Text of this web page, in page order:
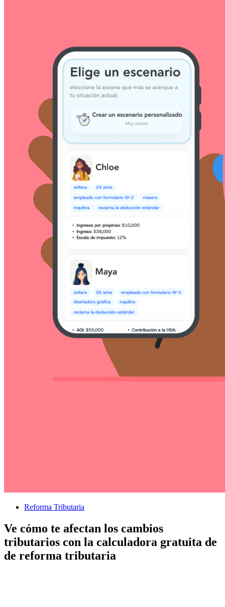
Reforma Tributaria
Ve cómo te afectan los cambios
tributarios con la calculadora gratuita de
de reforma tributaria